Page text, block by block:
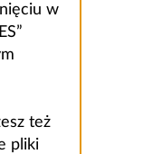
w
też
pliki